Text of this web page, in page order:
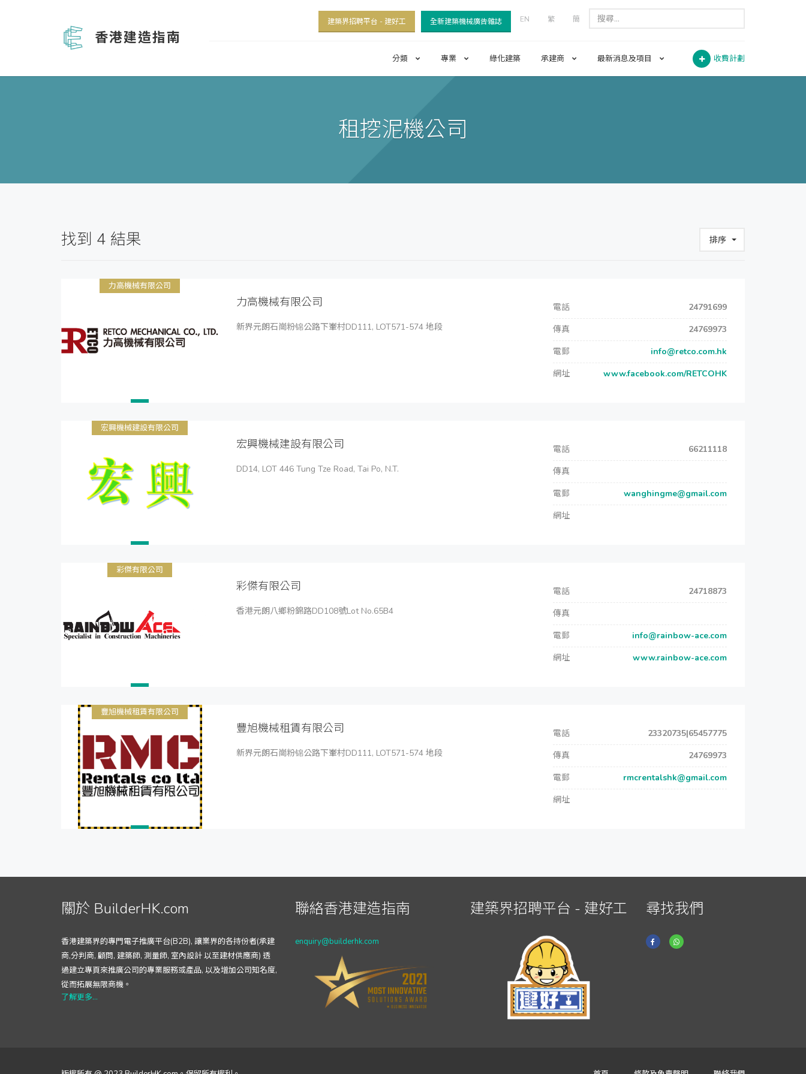
香港建造指南
建築界招聘平台 - 建好工 全新建築機械廣告雜誌 EN 繁 簡
收費計劃
分類 專業 綠化建築 承建商 最新消息及項目
租挖泥機公司
找到 4 結果 排序
力高機械有限公司
力高機械有限公司
新界元朗石崗粉锦公路下輋村DD111, LOT571-574 地段
電話
24791699
傳真
24769973
電郵
info@retco.com.hk
網址
www.facebook.com/RETCOHK
宏興機械建設有限公司
宏興機械建設有限公司
DD14, LOT 446 Tung Tze Road, Tai Po, N.T.
電話
66211118
傳真
電郵
wanghingme@gmail.com
網址
彩傑有限公司
彩傑有限公司
香港元朗八鄉粉錦路DD108號Lot No.65B4
電話
24718873
傳真
電郵
info@rainbow-ace.com
網址
www.rainbow-ace.com
豐旭機械租賃有限公司
豐旭機械租賃有限公司
新界元朗石崗粉锦公路下輋村DD111, LOT571-574 地段
電話
23320735|65457775
傳真
24769973
電郵
rmcrentalshk@gmail.com
網址
關於 BuilderHK.com
香港建築界的專門電子推廣平台(B2B), 讓業界的各持份者(承建
商,分判商, 顧問, 建築師, 測量師, 室內設計 以至建材供應商) 透
過建立專頁來推廣公司的專業服務或產品, 以及增加公司知名度,
從而拓展無限商機。
了解更多...
聯絡香港建造指南
enquiry@builderhk.com
建築界招聘平台 - 建好工 尋找我們